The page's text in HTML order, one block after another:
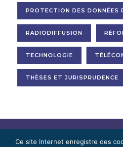
PROTECTION DES DONNÉES
RADIODIFFUSION
TECHNOLOGIE
THÈSES ET JURISPRUDENCE
Ce site Internet enregistre des